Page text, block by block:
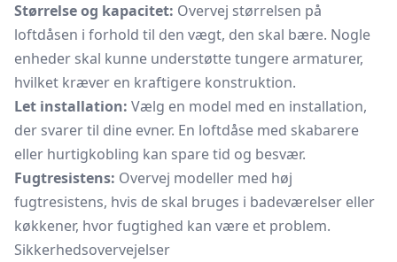
Størrelse og kapacitet: Overvej størrelsen på
loftdåsen i forhold til den vægt, den skal bære. Nogle
enheder skal kunne understøtte tungere armaturer,
hvilket kræver en kraftigere konstruktion.
Let installation: Vælg en model med en installation,
der svarer til dine evner. En loftdåse med skabarere
eller hurtigkobling kan spare tid og besvær.
Fugtresistens: Overvej modeller med høj
fugtresistens, hvis de skal bruges i badeværelser eller
køkkener, hvor fugtighed kan være et problem.
Sikkerhedsovervejelser